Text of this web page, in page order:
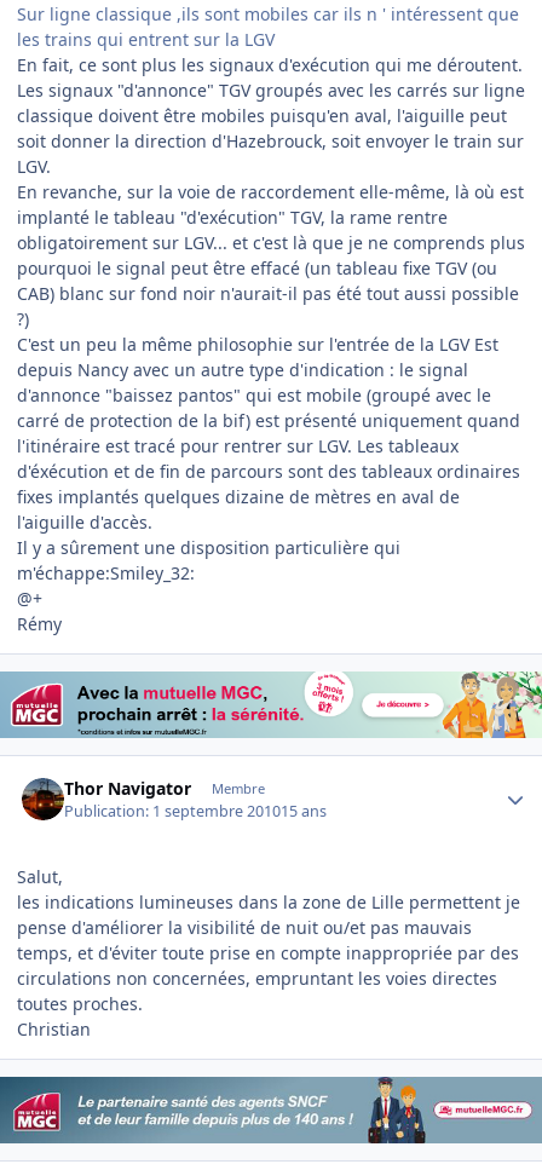
Sur ligne classique ,ils sont mobiles car ils n ' intéressent que
les trains qui entrent sur la LGV
En fait, ce sont plus les signaux d'exécution qui me déroutent.
Les signaux "d'annonce" TGV groupés avec les carrés sur ligne
classique doivent être mobiles puisqu'en aval, l'aiguille peut
soit donner la direction d'Hazebrouck, soit envoyer le train sur
LGV.
En revanche, sur la voie de raccordement elle-même, là où est
implanté le tableau "d'exécution" TGV, la rame rentre
obligatoirement sur LGV... et c'est là que je ne comprends plus
pourquoi le signal peut être effacé (un tableau fixe TGV (ou
CAB) blanc sur fond noir n'aurait-il pas été tout aussi possible
?)
C'est un peu la même philosophie sur l'entrée de la LGV Est
depuis Nancy avec un autre type d'indication : le signal
d'annonce "baissez pantos" qui est mobile (groupé avec le
carré de protection de la bif) est présenté uniquement quand
l'itinéraire est tracé pour rentrer sur LGV. Les tableaux
d'éxécution et de fin de parcours sont des tableaux ordinaires
fixes implantés quelques dizaine de mètres en aval de
l'aiguille d'accès.
Il y a sûrement une disposition particulière qui
m'échappe:Smiley_32:
@+
Rémy
Thor Navigator Membre
Publication: 1 septembre 201015 ans
Salut,
les indications lumineuses dans la zone de Lille permettent je
pense d'améliorer la visibilité de nuit ou/et pas mauvais
temps, et d'éviter toute prise en compte inappropriée par des
circulations non concernées, empruntant les voies directes
toutes proches.
Christian